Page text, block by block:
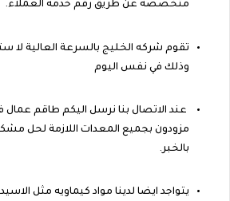
متخصصه عن طريق رقم خدمه العملاء.
تقوم شركه الخليج بالسرعة العالية لا
وذلك في نفس اليوم
عند الاتصال بنا نرسل اليكم طاقم
مزودون بجميع المعدات اللازمة لحل
بالخبر.
يتواجد ايضا لدينا مواد كيماويه مثل